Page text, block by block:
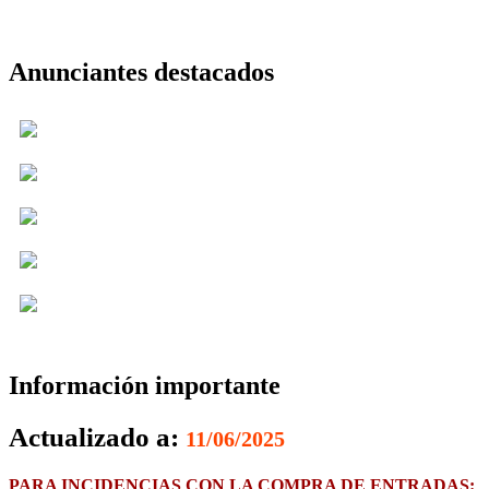
Anunciantes destacados
Información importante
Actualizado a: 11/06/2025
PARA INCIDENCIAS CON LA COMPRA DE ENTRADAS: